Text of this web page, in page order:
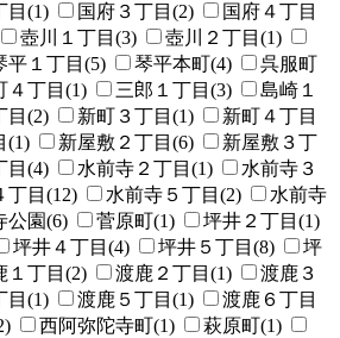
目(1) 国府３丁目(2)
国府４丁目
壺川１丁目(3)
壺川２丁目(1)
平１丁目(5) 琴平本町(4)
呉服町
４丁目(1) 三郎１丁目(3)
島崎１
目(2) 新町３丁目(1)
新町４丁目
(1) 新屋敷２丁目(6)
新屋敷３丁
目(4) 水前寺２丁目(1)
水前寺３
丁目(12) 水前寺５丁目(2)
水前寺
公園(6) 菅原町(1)
坪井２丁目(1)
坪井４丁目(4) 坪井５丁目(8)
坪
１丁目(2) 渡鹿２丁目(1)
渡鹿３
目(1) 渡鹿５丁目(1)
渡鹿６丁目
西阿弥陀寺町(1)
萩原町(1)